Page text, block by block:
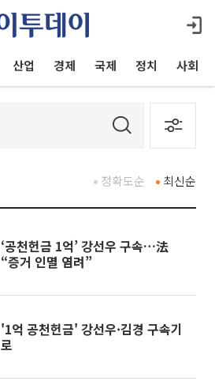
산업 경제 국제 정치 사회
최신순
정확도순
‘공천헌금 1억’ 강선우 구속…法
“증거 인멸 염려”
'1억 공천헌금' 강선우·김경 구속기
로